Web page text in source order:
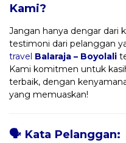
Kami?
Jangan hanya dengar dari
testimoni dari pelanggan
travel Balaraja – Boyolali
Kami komitmen untuk
terbaik, dengan
yang memuaskan!
🗣️ Kata Pelanggan: